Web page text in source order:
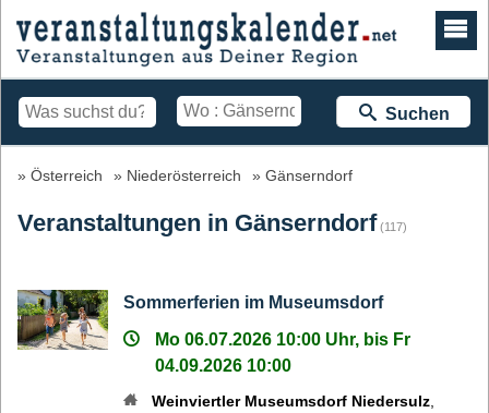
Suchen
Österreich Niederösterreich Gänserndorf
Veranstaltungen in Gänserndorf (117)
Sommerferien im Museumsdorf
Mo 06.07.2026 10:00 Uhr, bis Fr
04.09.2026 10:00
Weinviertler Museumsdorf Niedersulz